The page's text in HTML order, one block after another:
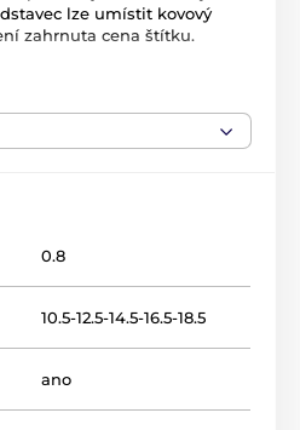
lze umístit kovový
zahrnuta cena štítku.
WF002
0.8
10.5-12.5-14.5-16.5-18.5
ano